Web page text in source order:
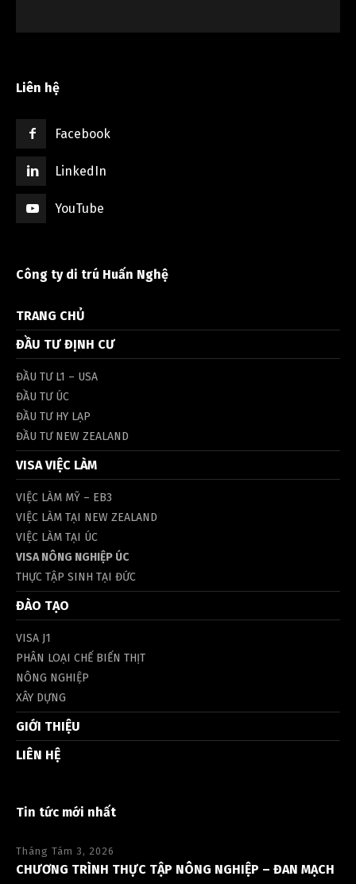
Liên hệ
Facebook
LinkedIn
YouTube
Công ty di trú Huấn Nghệ
TRANG CHỦ
ĐẦU TƯ ĐỊNH CƯ
ĐẦU TƯ L1 – USA
ĐẦU TƯ ÚC
ĐẦU TƯ HY LẠP
ĐẦU TƯ NEW ZEALAND
VISA VIỆC LÀM
VIỆC LÀM MỸ – EB3
VIỆC LÀM TẠI NEW ZEALAND
VIỆC LÀM TẠI ÚC
VISA NÔNG NGHIỆP ÚC
THỰC TẬP SINH TẠI ĐỨC
ĐÀO TẠO
VISA J1
PHÂN LOẠI CHẾ BIẾN THỊT
NÔNG NGHIỆP
XÂY DỰNG
GIỚI THIỆU
LIÊN HỆ
Tin tức mới nhất
Tháng Tám 3, 2026
CHƯƠNG TRÌNH THỰC TẬP NÔNG NGHIỆP – ĐAN MẠCH